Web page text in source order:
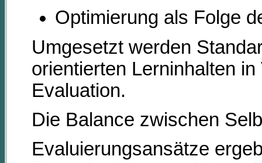
Optimierung als Folge
Umgesetzt werden
orientierten Lerninhalten
Evaluation.
Die Balance zwischen
Evaluierungsansätze